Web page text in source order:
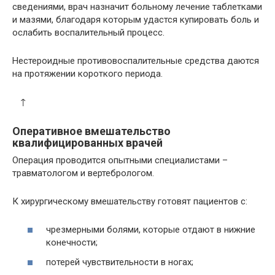
сведениями, врач назначит больному лечение таблетками
и мазями, благодаря которым удастся купировать боль и
ослабить воспалительный процесс.
Нестероидные противовоспалительные средства даются
на протяжении короткого периода.
↑
Оперативное вмешательство
квалифицированных врачей
Операция проводится опытными специалистами –
травматологом и вертебрологом.
К хирургическому вмешательству готовят пациентов с:
чрезмерными болями, которые отдают в нижние
конечности;
потерей чувствительности в ногах;